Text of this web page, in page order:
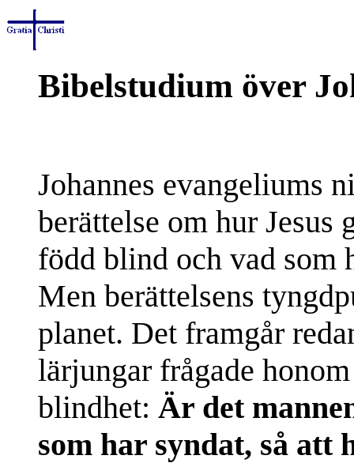
Bibelstudium över
Johannes evangeliums
berättelse om hur Jesus
född blind och vad som
Men berättelsens
planet. Det framgår
lärjungar frågade
blindhet: Är det
som har syndat, så